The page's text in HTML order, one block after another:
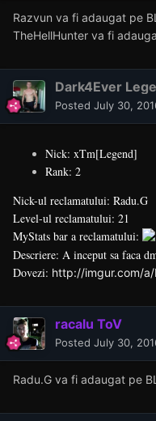
Razvun va fi adaugat pe
TheHellHunter va fi
Dark4Ever
Posted July 30,
Nick: xTm[Legend]
Rank: 2
Nick-ul reclamatului: Radu.G
Level-ul reclamatului: 21
MyStats bar a reclamatului:
Descriere: A inceput sa faca
Dovezi: http://imgur.com/a/
racalu ToV
Posted July 30,
Radu.G va fi adaugat pe